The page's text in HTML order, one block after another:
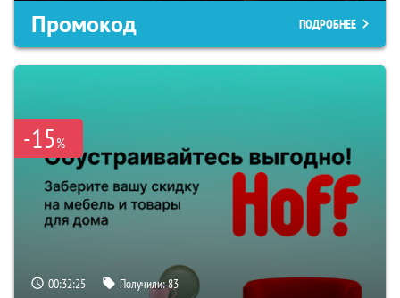
Промокод ПОДРОБНЕЕ
-15%
00:32:24 Получили:83